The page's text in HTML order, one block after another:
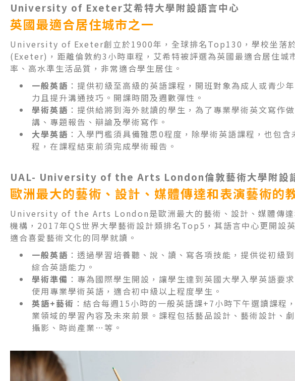
University of Exeter艾希特大學附設語言中心
英國最適合居住城市之一
University of Exeter創立於1900年，全球排名Top130，學校坐落
(Exeter)，距離倫敦約3小時車程，艾希特被評選為英國最適合居住城
率、高水準生活品質，非常適合學生居住。
一般英語 ：提供初級至高級的英語課程，開班對象為成人或青少
力且提升溝通技巧。開課時間及週數彈性。
學術英語 ：提供給將到海外就讀的學生，為了專業學術英文寫作
講、專題報告、辯論及學術寫作。
大學英語 ：入學門檻須具備雅思0程度，除學術英語課程，也包
程，在課程結束前須完成學術報告。
UAL- University of the Arts London倫敦藝術大學附設
歐洲最大的藝術、設計、媒體傳達和表演藝術的
University of the Arts London是歐洲最大的藝術、設計、媒體傳達
機構，2017年QS世界大學藝術設計類排名Top5，其語言中心更開設
適合喜愛藝術文化的同學就讀。
一般英語 ：透過學習培養聽、說、讀、寫各項技能，提供從初級
綜合英語能力。
學術準備 ：專為國際學生開設，讓學生達到英國大學入學英語要
使用專業學術英語，適合初中級以上程度學生。
英語+藝術 ：結合每週15小時的一般英語課+7小時下午選讀課程
業領域的學習內容及未來前景。課程包括藝品設計、藝術設計、
攝影、時尚產業…等。